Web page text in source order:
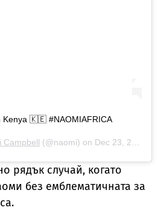
Kenya 🇰🇪 #NAOMIAFRICA
Campbell (@naomi) on Dec 23, 2018 at 12:04pm PST
рядък случай, когато
без емблематичната за